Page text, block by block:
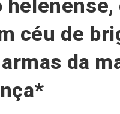
céu de
da